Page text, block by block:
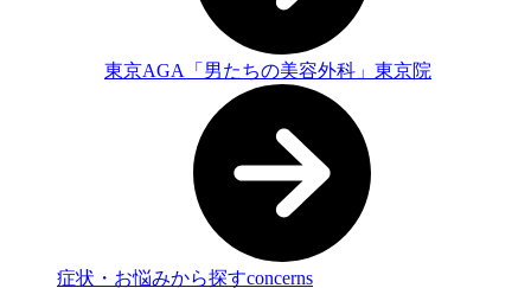
東京AGA「男たちの美容外科」東京院
症状・お悩みから探すconcerns